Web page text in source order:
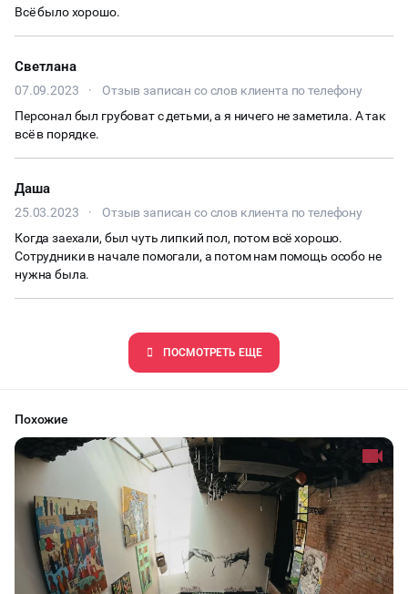
Всё было хорошо.
Светлана
07.09.2023 ·
Отзыв записан со слов клиента по телефону
Персонал был грубоват с детьми, а я ничего не заметила. А так
всё в порядке.
Даша
25.03.2023 ·
Отзыв записан со слов клиента по телефону
Когда заехали, был чуть липкий пол, потом всё хорошо.
Сотрудники в начале помогали, а потом нам помощь особо не
нужна была.
ПОCМОТРЕТЬ ЕЩЕ
ЧАЕПИТИЕ
ТИМБИЛДИНГ
Похожие